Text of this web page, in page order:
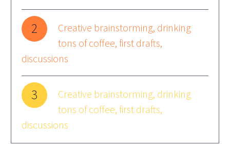
2
Creative brainstorming, drinking
tons of coffee, first drafts,
discussions
3
Creative brainstorming, drinking
tons of coffee, first drafts,
discussions